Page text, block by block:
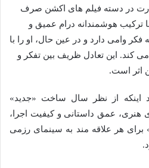
در دسته فیلم های اکشن صرف
ترکیب هوشمندانه درام عمیق و
فکر وامی دارد و در عین حال، او را با
می کند. این تعادل ظریف بین تفکر و
اثر است.
اینکه از نظر سال ساخت «جدید»
هنری، عمق داستانی و کیفیت اجرا،
هر علاقه مند به سینمای رزمی